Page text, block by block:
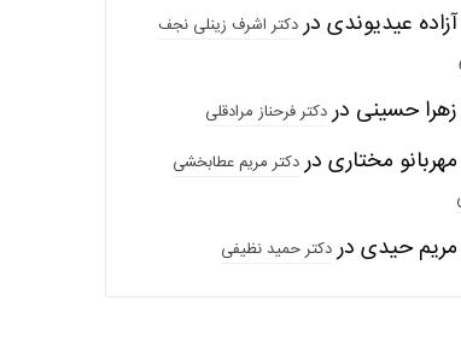
آزاده عیدیوندی دردکتر اشرف زینلی نجف
زهرا حسینی دردکتر فرحناز مرادقلی
مهربانو مختاری دردکتر مریم عطابخشی
مریم حیدی دردکتر حمید نظیفی